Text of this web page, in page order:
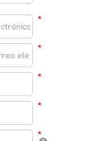
*
*
*
*
*